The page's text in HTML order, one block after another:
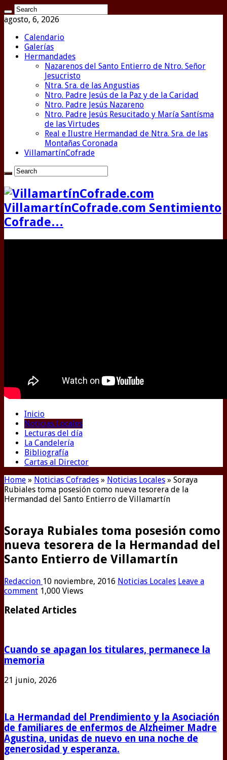
agosto, 6, 2026
Calendario
Galerías
Hermandades
Nazarenos del Santo Entierro de Ntro. Señor
Jesucristo
Ntra. Sra. de las Angustias
Ntro. Padre Jesús de la Paz y de la Caridad
Ntro. Padre Jesús Nazareno
Ntro. Padre Jesús Resucitado y María Santísma
de las Virtudes
Real e Ilustre Hermandad de Ntra. Sra. de las
Montañas Coronada
VillamartínCofrade
VillamartínCofrade.com Sentimiento
Cofrade…
Inicio
Noticias Locales
Lecturas del día
La Candelería
Bibliografía
Cartas al Director
Home » Noticias Cofrades » Noticias Locales » Soraya
Rubiales toma posesión como nueva tesorera de la
Hermandad del Santo Entierro de Villamartín
Soraya Rubiales toma posesión como
nueva tesorera de la Hermandad del
Santo Entierro de Villamartín
Redaccion 10 noviembre, 2016 Noticias Locales Leave a
comment 1,000 Views
Related Articles
Cuando se apagan los titulares, permanece la
memoria
21 junio, 2026
La Hermandad del Prendimiento y la Asociación
de familiares de enfermos de Alzheimer Madre
Agustina, unidas de nuevo en una noche de
generosidad y esperanza.